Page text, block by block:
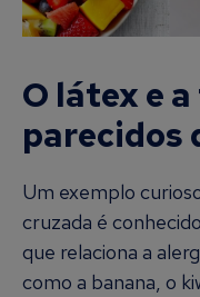
O látex e
parecidos
Um exemplo
cruzada é
que relaciona a
como a banana, o